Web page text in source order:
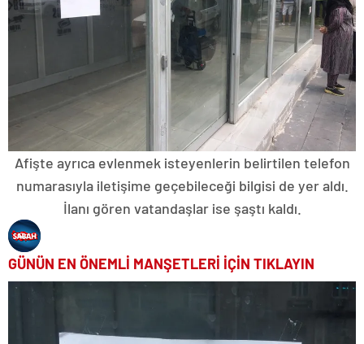
Afişte ayrıca evlenmek isteyenlerin belirtilen telefon
numarasıyla iletişime geçebileceği bilgisi de yer aldı.
İlanı gören vatandaşlar ise şaştı kaldı.
GÜNÜN EN ÖNEMLİ MANŞETLERİ İÇİN TIKLAYIN